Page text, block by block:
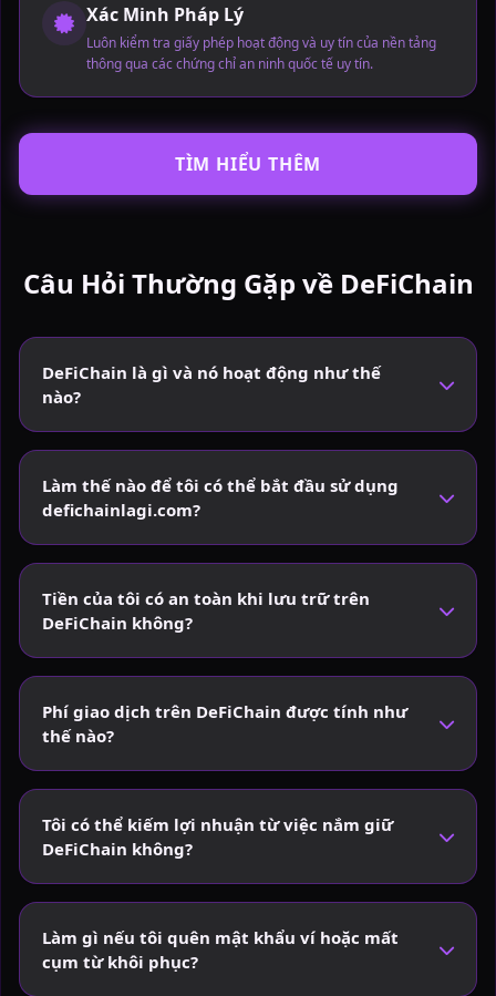
Xác Minh Pháp Lý
Luôn kiểm tra giấy phép hoạt động và uy tín của nền tảng
thông qua các chứng chỉ an ninh quốc tế uy tín.
TÌM HIỂU THÊM
Câu Hỏi Thường Gặp về DeFiChain
DeFiChain là gì và nó hoạt động như thế
nào?
Làm thế nào để tôi có thể bắt đầu sử dụng
defichainlagi.com?
Tiền của tôi có an toàn khi lưu trữ trên
DeFiChain không?
Phí giao dịch trên DeFiChain được tính như
thế nào?
Tôi có thể kiếm lợi nhuận từ việc nắm giữ
DeFiChain không?
Làm gì nếu tôi quên mật khẩu ví hoặc mất
cụm từ khôi phục?